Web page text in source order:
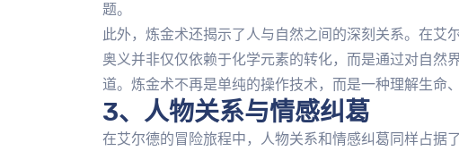
题。
此外，炼金术还揭示了人与自然之间的深刻关系。在艾
奥义并非仅仅依赖于化学元素的转化，而是通过对自然
道。炼金术不再是单纯的操作技术，而是一种理解生命
3、人物关系与情感纠葛
在艾尔德的冒险旅程中，人物关系和情感纠葛同样占据